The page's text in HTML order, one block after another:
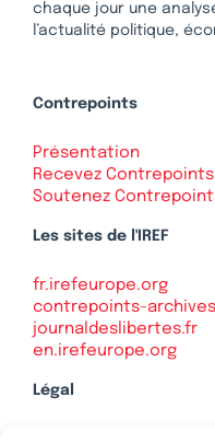
chaque jour une
l’actualité politique,
Contrepoints
Présentation
Recevez Contrepoints
Soutenez
Les sites de l'IREF
fr.irefeurope.org
contrepoints-
journaldeslibertes.fr
en.irefeurope.org
Légal